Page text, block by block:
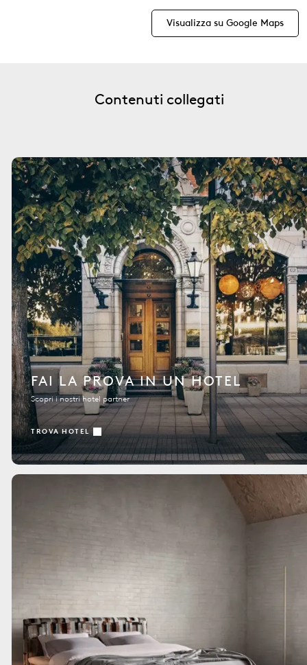
Visualizza su Google Maps
Contenuti collegati
FAI LA PROVA IN UN HOTEL
Scopri i nostri hotel partner
TROVA HOTEL